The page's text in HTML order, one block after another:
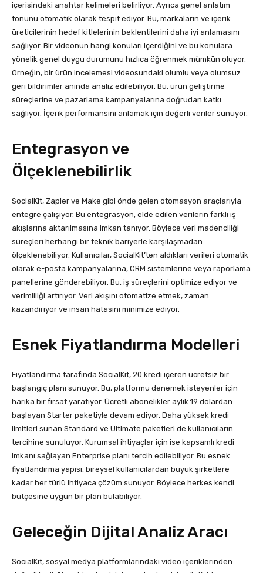
içerisindeki anahtar kelimeleri belirliyor. Ayrıca genel anlatım
tonunu otomatik olarak tespit ediyor. Bu, markaların ve içerik
üreticilerinin hedef kitlelerinin beklentilerini daha iyi anlamasını
sağlıyor. Bir videonun hangi konuları içerdiğini ve bu konulara
yönelik genel duygu durumunu hızlıca öğrenmek mümkün oluyor.
Örneğin, bir ürün incelemesi videosundaki olumlu veya olumsuz
geri bildirimler anında analiz edilebiliyor. Bu, ürün geliştirme
süreçlerine ve pazarlama kampanyalarına doğrudan katkı
sağlıyor. İçerik performansını anlamak için değerli veriler sunuyor.
Entegrasyon ve
Ölçeklenebilirlik
SocialKit, Zapier ve Make gibi önde gelen otomasyon araçlarıyla
entegre çalışıyor. Bu entegrasyon, elde edilen verilerin farklı iş
akışlarına aktarılmasına imkan tanıyor. Böylece veri madenciliği
süreçleri herhangi bir teknik bariyerle karşılaşmadan
ölçeklenebiliyor. Kullanıcılar, SocialKit’ten aldıkları verileri otomatik
olarak e-posta kampanyalarına, CRM sistemlerine veya raporlama
panellerine gönderebiliyor. Bu, iş süreçlerini optimize ediyor ve
verimliliği artırıyor. Veri akışını otomatize etmek, zaman
kazandırıyor ve insan hatasını minimize ediyor.
Esnek Fiyatlandırma Modelleri
Fiyatlandırma tarafında SocialKit, 20 kredi içeren ücretsiz bir
başlangıç planı sunuyor. Bu, platformu denemek isteyenler için
harika bir fırsat yaratıyor. Ücretli abonelikler aylık 19 dolardan
başlayan Starter paketiyle devam ediyor. Daha yüksek kredi
limitleri sunan Standard ve Ultimate paketleri de kullanıcıların
tercihine sunuluyor. Kurumsal ihtiyaçlar için ise kapsamlı kredi
imkanı sağlayan Enterprise planı tercih edilebiliyor. Bu esnek
fiyatlandırma yapısı, bireysel kullanıcılardan büyük şirketlere
kadar her türlü ihtiyaca çözüm sunuyor. Böylece herkes kendi
bütçesine uygun bir plan bulabiliyor.
Geleceğin Dijital Analiz Aracı
SocialKit, sosyal medya platformlarındaki video içeriklerinden